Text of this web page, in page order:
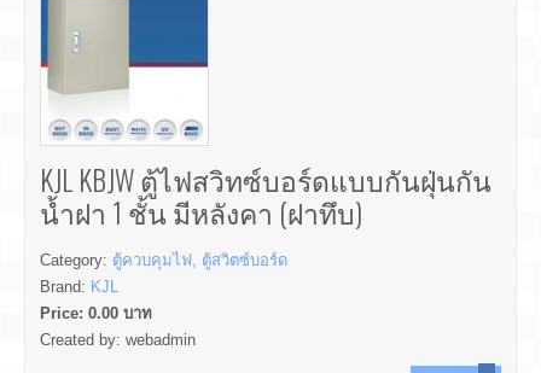
KJL KBJW ตู้ไฟสวิทซ์บอร์ดแบบกันฝุ่นกัน
น้ำฝา 1 ชั้น มีหลังคา (ฝาทึบ)
Category: ตู้ควบคุมไฟ, ตู้สวิตซ์บอร์ด
Brand: KJL
Price: 0.00 บาท
Created by: webadmin